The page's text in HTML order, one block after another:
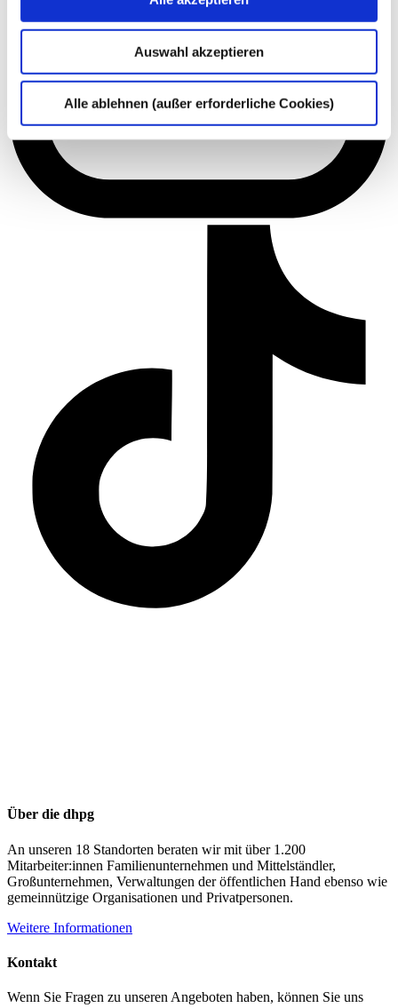
Auswahl akzeptieren
Alle ablehnen (außer erforderliche Cookies)
Über die dhpg
An unseren 18 Standorten beraten wir mit über 1.200
Mitarbeiter:innen Familienunternehmen und Mittelständler,
Großunternehmen, Verwaltungen der öffentlichen Hand ebenso wie
gemeinnützige Organisationen und Privatpersonen.
Weitere Informationen
Kontakt
Wenn Sie Fragen zu unseren Angeboten haben, können Sie uns